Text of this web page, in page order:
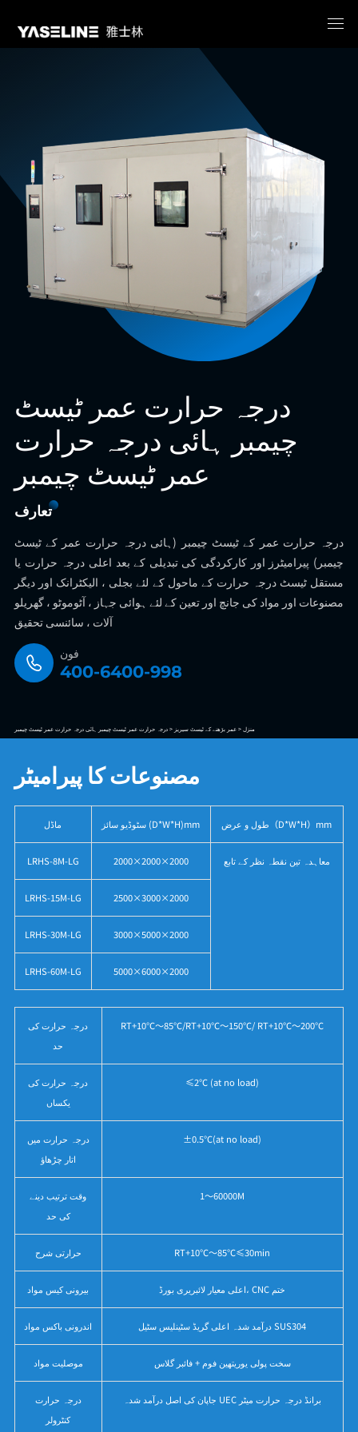
درجہ حرارت عمر ٹیسٹ
چیمبر ہائی درجہ حرارت
عمر ٹیسٹ چیمبر
تعارف
درجہ حرارت عمر کے ٹیسٹ چیمبر (ہائی درجہ حرارت عمر کے ٹیسٹ
چیمبر) پیرامیٹرز اور کارکردگی کی تبدیلی کے بعد اعلی درجہ حرارت یا
مستقل ٹیسٹ درجہ حرارت کے ماحول کے لئے بجلی ، الیکٹرانک اور دیگر
مصنوعات اور مواد کی جانچ اور تعین کے لئے ہوائی جہاز ، آٹوموٹو ، گھریلو
آلات ، سائنسی تحقیق
فون
400-6400-998
منزل >عمر بڑھنے کے ٹیسٹ سیریز >درجہ حرارت عمر ٹیسٹ چیمبر ہائی درجہ حرارت عمر ٹیسٹ چیمبر
مصنوعات کا پیرامیٹر
ماڈل سٹوڈیو سائز (D*W*H)mm طول و عرض（D*W*H）mm
LRHS-8M-LG 2000×2000×2000 معاہدہ تین نقطہ نظر کے تابع
LRHS-15M-LG 2500×3000×2000
LRHS-30M-LG 3000×5000×2000
LRHS-60M-LG 5000×6000×2000
درجہ حرارت کی
حد
RT+10℃～85℃/RT+10℃～150℃/ RT+10℃～200℃
درجہ حرارت کی
یکساں
≤2℃ (at no load)
درجہ حرارت میں
اتار چڑھاؤ
±0.5℃(at no load)
وقت ترتیب دینے
کی حد
1～60000M
حرارتی شرح RT+10℃～85℃≤30min
بیرونی کیس مواد اعلی معیار لائبریری بورڈ، CNC ختم
اندرونی باکس مواد درآمد شدہ اعلی گریڈ سٹینلیس سٹیل SUS304
موصلیت مواد سخت پولی یوریتھین فوم + فائبر گلاس
درجہ حرارت
کنٹرولر
جاپان کی اصل درآمد شدہ UEC برانڈ درجہ حرارت میٹر